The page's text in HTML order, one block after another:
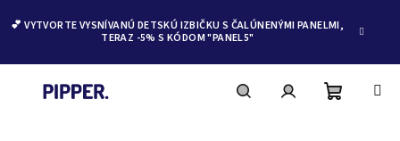
💕 VYTVORTE VYSNÍVANÚ DETSKÚ IZBIČKU S ČALÚNENÝMI PANELMI,
TERAZ -5% S KÓDOM "PANEL5"